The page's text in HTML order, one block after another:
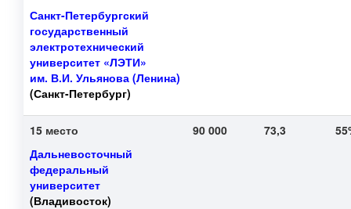
Санкт-Петербургский
государственный
электротехнический
университет «ЛЭТИ»
им. В.И. Ульянова (Ленина)
(Санкт-Петербург)
15 место
Дальневосточный
федеральный
университет
(Владивосток)
90 000 73,3